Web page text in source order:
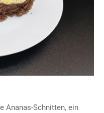
Ananas-Schnitten, ein